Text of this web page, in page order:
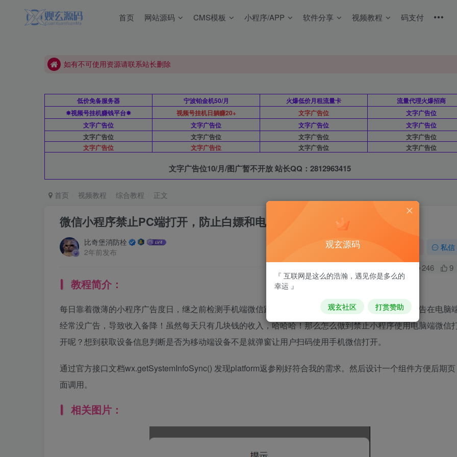
首页 网站源码 CMS模板 小程序/APP 软件分享 视频教程 码支付
如有不可使用资源请联系站长删除
如有不可使用资源请联系站长删除
低价免备服务器 宁波铂金机50/月 火爆低价月租流量卡
流量代理火爆招商
✸视频号挂机赚钱平台✸
视频号挂机日躺赚20+ 文字广告位
文字广告位
文字广告位
文字广告位 文字广告位
文字广告位
文字广告位
文字广告位 文字广告位
文字广告位
文字广告位
文字广告位 文字广告位 文字广告位
文字广告位10/月/图广暂不开放 站长QQ：2812963415
首页 视频教程 综合教程 正文
微信小程序禁止PC端打开，防止白嫖和电脑抓接口
比奇堡消防栓
2年前发布
私信
246 9
教程简介：
每日靠着微薄的小程序广告度日，继之前检测手机端微信跳过小程序广告插件检测后又发现小程序广告在电脑
经常没广告，导致收入备降！虽然每天只有几块钱的收入，哈哈哈！那么怎么做到禁止小程序使用电脑端微信
开呢？想到获取设备信息判断是否为移动端设备不是就弹窗让用户扫码使用手机微信打开。
通过官方接口文档wx.getSystemInfoSync() 发现platform返参刚好符合我的需求。然后设计一个组件方便后期页
面调用。
相关图片：
观玄源码
『 互联网是这么的浩瀚，遇见你是多么的
幸运 』
观玄社区 打赏赞助